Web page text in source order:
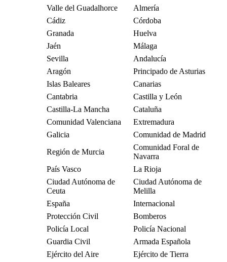
Valle del Guadalhorce
Almería
Cádiz
Córdoba
Granada
Huelva
Jaén
Málaga
Sevilla
Andalucía
Aragón
Principado de Asturias
Islas Baleares
Canarias
Cantabria
Castilla y León
Castilla-La Mancha
Cataluña
Comunidad Valenciana
Extremadura
Galicia
Comunidad de Madrid
Región de Murcia
Comunidad Foral de
Navarra
País Vasco
La Rioja
Ciudad Autónoma de
Ceuta
Ciudad Autónoma de
Melilla
España
Internacional
Protección Civil
Bomberos
Policía Local
Policía Nacional
Guardia Civil
Armada Española
Ejército del Aire
Ejército de Tierra